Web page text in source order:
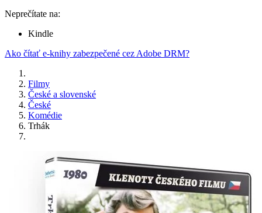
Neprečítate na:
Kindle
Ako čítať e-knihy zabezpečené cez Adobe DRM?
Filmy
České a slovenské
České
Komédie
Trhák